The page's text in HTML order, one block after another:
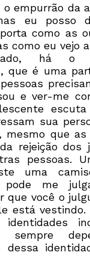
empurrão da
eu posso
como as
como eu vejo
há o
que é uma
e ver-me
sua
mesmo que
rejeição dos
pessoas.
uma
pode me
que você o
está vestindo.
sempre
dessa